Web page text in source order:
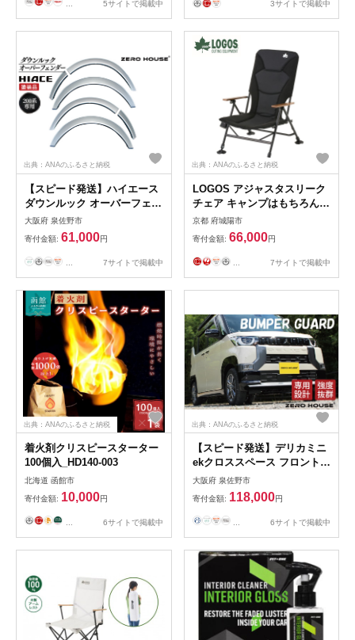
5サイトで掲載中 3サイトで掲載中
出典：ANAのふるさと納税
【スピード発送】ハイエース
ダウンルック オーバーフェン
ダー 塗装品 1E7 シルバーマ
イカメタリック 099H3053
大阪府 泉佐野市
寄付金額: 61,000円
... 7サイトで掲載中
出典：ANAのふるさと納税
LOGOS アジャスタスリーク
チェア キャンプはもちろんお
庭やベランダでも大活躍
73311900
京都 府城陽市
寄付金額: 66,000円
... 7サイトで掲載中
出典：ANAのふるさと納税
着火剤クリスピースターター
100個入_HD140-003
北海道 函館市
寄付金額: 10,000円
6サイトで掲載中
出典：ANAのふるさと納税
【スピード発送】デリカミニ
ekクロススペース フロント
バンパー グリルガード マッ
トブラック 099H3076
大阪府 泉佐野市
寄付金額: 118,000円
6サイトで掲載中